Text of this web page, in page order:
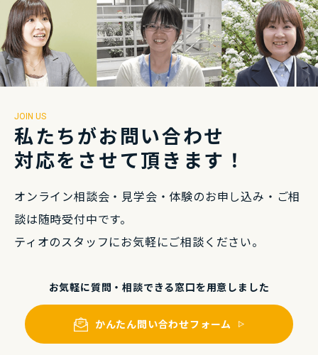
JOIN US
私たちがお問い合わせ
対応をさせて頂きます！
オンライン相談会・⾒学会・体験のお申し込み・ ご相
談は随時受付中です。
ティオのスタッフにお気軽にご相談ください。
お気軽に質問・相談できる窓⼝を⽤意しました
かんたん問い合わせフォーム